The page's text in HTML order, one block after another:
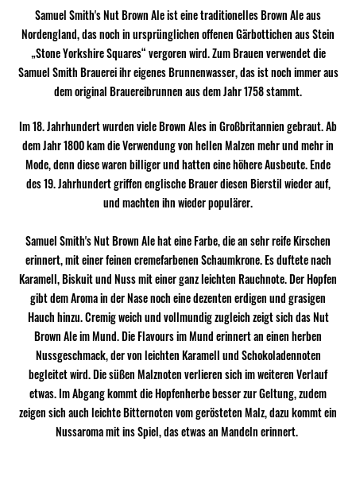
Samuel Smith's Nut Brown Ale ist eine traditionelles Brown Ale aus
Nordengland, das noch in ursprünglichen offenen Gärbottichen aus Stein
„Stone Yorkshire Squares“ vergoren wird. Zum Brauen verwendet die
Samuel Smith Brauerei ihr eigenes Brunnenwasser, das ist noch immer aus
dem original Brauereibrunnen aus dem Jahr 1758 stammt.
Im 18. Jahrhundert wurden viele Brown Ales in Großbritannien gebraut. Ab
dem Jahr 1800 kam die Verwendung von hellen Malzen mehr und mehr in
Mode, denn diese waren billiger und hatten eine höhere Ausbeute. Ende
des 19. Jahrhundert griffen englische Brauer diesen Bierstil wieder auf,
und machten ihn wieder populärer.
Samuel Smith's Nut Brown Ale hat eine Farbe, die an sehr reife Kirschen
erinnert, mit einer feinen cremefarbenen Schaumkrone. Es duftete nach
Karamell, Biskuit und Nuss mit einer ganz leichten Rauchnote. Der Hopfen
gibt dem Aroma in der Nase noch eine dezenten erdigen und grasigen
Hauch hinzu. Cremig weich und vollmundig zugleich zeigt sich das Nut
Brown Ale im Mund. Die Flavours im Mund erinnert an einen herben
Nussgeschmack, der von leichten Karamell und Schokoladennoten
begleitet wird. Die süßen Malznoten verlieren sich im weiteren Verlauf
etwas. Im Abgang kommt die Hopfenherbe besser zur Geltung, zudem
zeigen sich auch leichte Bitternoten vom gerösteten Malz, dazu kommt ein
Nussaroma mit ins Spiel, das etwas an Mandeln erinnert.